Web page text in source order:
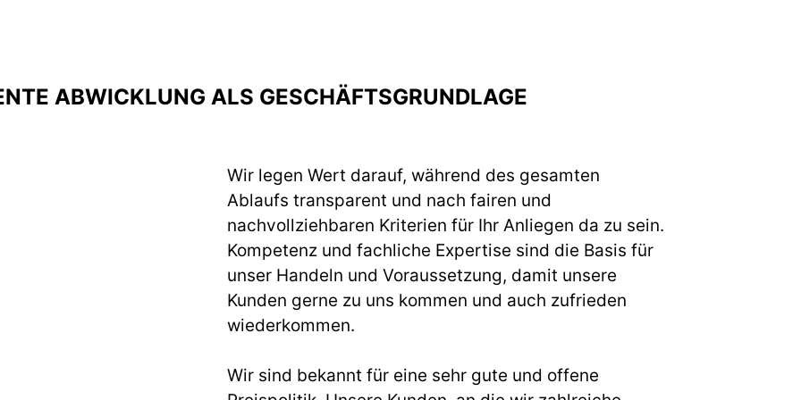
ABWICKLUNG ALS GESCHÄFTSGRUNDLAGE
Wir legen Wert darauf, während des gesamten
Ablaufs transparent und nach fairen und
nachvollziehbaren Kriterien für Ihr Anliegen da zu sein.
Kompetenz und fachliche Expertise sind die Basis für
unser Handeln und Voraussetzung, damit unsere
Kunden gerne zu uns kommen und auch zufrieden
wiederkommen.
Wir sind bekannt für eine sehr gute und offene